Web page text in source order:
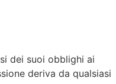
dei suoi obblighi ai
deriva da qualsiasi